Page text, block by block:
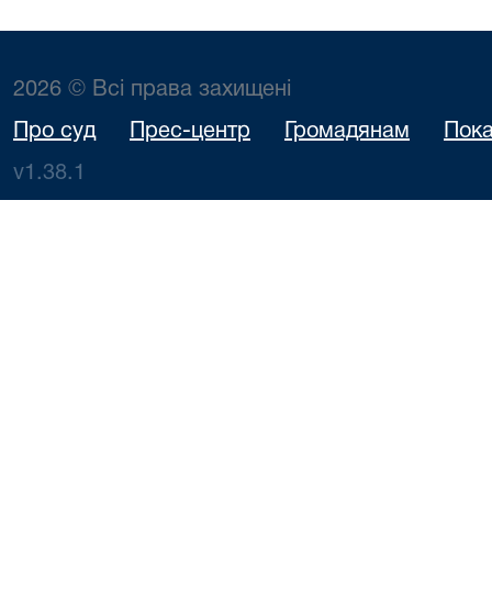
2026 © Всі права захищені
Про суд Прес-центр Громадянам
v1.38.1